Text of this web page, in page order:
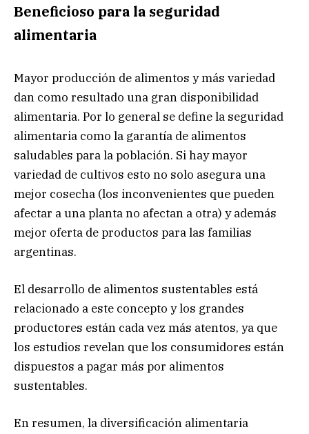
Beneficioso para la seguridad
alimentaria
Mayor producción de alimentos y más variedad
dan como resultado una gran disponibilidad
alimentaria. Por lo general se define la seguridad
alimentaria como la garantía de alimentos
saludables para la población. Si hay mayor
variedad de cultivos esto no solo asegura una
mejor cosecha (los inconvenientes que pueden
afectar a una planta no afectan a otra) y además
mejor oferta de productos para las familias
argentinas.
El desarrollo de alimentos sustentables está
relacionado a este concepto y los grandes
productores están cada vez más atentos, ya que
los estudios revelan que los consumidores están
dispuestos a pagar más por alimentos
sustentables.
En resumen, la diversificación alimentaria